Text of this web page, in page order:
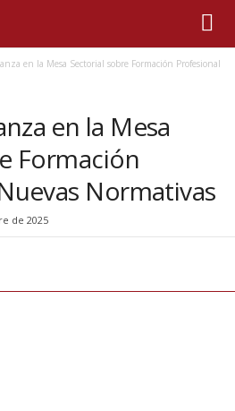
en la Mesa Sectorial sobre Formación Profesional
en la Mesa
Formación
Normativas
de 2025